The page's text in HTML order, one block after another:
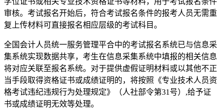
审核。考试报名开始后，符合考试报名条件的报考人员无需重
复上传材料可直接报名相应层级的考试科目。
全国会计人员统一服务管理平合中的考试报名系统已与信息采
集系统实现数据共享，考生在信息采集系统中填报的相关信息
将对应关联至报名系统。对于提供虚假证明材料或以其他不正
当手段取得资格证书或成绩证明的，将按照《专业技术人员资
格考试违纪违规行为处理规定》（人社部令第31号）,给予证
书或成绩证明无效等处理。​